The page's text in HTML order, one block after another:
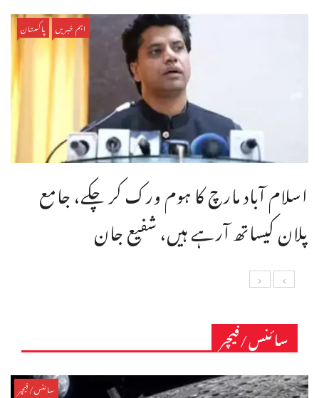
اہم خبریں پاکستان
اسلام آباد مارچ کا ہوم ورک کر چکے، جامع
پلان کیساتھ آرہے ہیں، شفیع جان
سائنس/فیچر
سائنس/فیچر